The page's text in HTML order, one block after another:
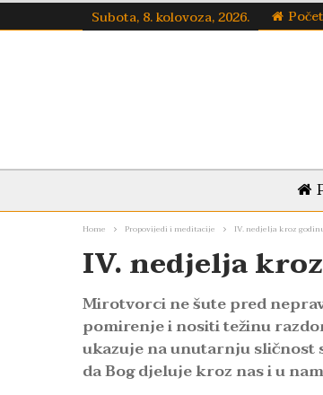
Subota, 8. kolovoza, 2026.
Home Propovijedi i meditacije IV. nedjelja kroz
IV. nedjelja
Mirotvorci ne šute pred
pomirenje i nositi težinu
ukazuje na unutarnju sličnost
da Bog djeluje kroz nas i u